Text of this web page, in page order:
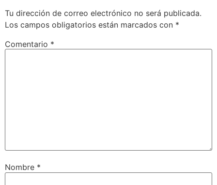
Tu dirección de correo electrónico no será publicada.
Los campos obligatorios están marcados con *
Comentario *
Nombre *